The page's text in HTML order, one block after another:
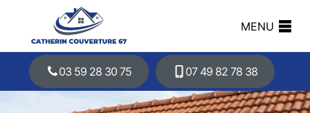
MENU
03 59 28 30 75 07 49 82 78 38